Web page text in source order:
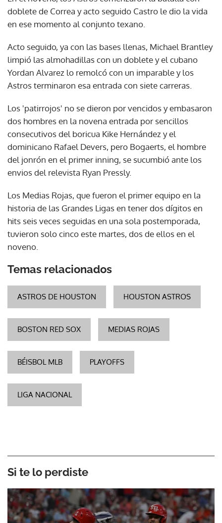
doblete de Correa y acto seguido Castro le dio la vida
en ese momento al conjunto texano.
Acto seguido, ya con las bases llenas, Michael Brantley
limpió las almohadillas con un doblete y el cubano
Yordan Alvarez lo remolcó con un imparable y los
Astros terminaron esa entrada con siete carreras.
Los 'patirrojos' no se dieron por vencidos y embasaron
dos hombres en la novena entrada por sencillos
consecutivos del boricua Kike Hernández y el
dominicano Rafael Devers, pero Bogaerts, el hombre
del jonrón en el primer inning, se sucumbió ante los
envios del relevista Ryan Pressly.
Los Medias Rojas, que fueron el primer equipo en la
historia de las Grandes Ligas en tener dos dígitos en
hits seis veces seguidas en una sola postemporada,
tuvieron solo cinco este martes, dos de ellos en el
noveno.
Temas relacionados
ASTROS DE HOUSTON HOUSTON ASTROS
BOSTON RED SOX MEDIAS ROJAS
BÉISBOL MLB PLAYOFFS
LIGA NACIONAL
Si te lo perdiste